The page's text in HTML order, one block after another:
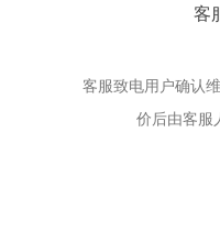
客
客服致电用户确认
价后由客服